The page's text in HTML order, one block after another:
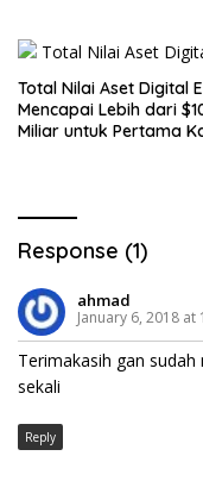
Total Nilai Aset Digital
Mencapai Lebih dari
Miliar untuk Pertama
Response (1)
ahmad
January 6, 2018 at
Terimakasih gan
sekali
Reply